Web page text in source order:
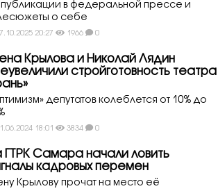
в федеральной прессе и
о себе
20:27 1966 0
Крылова и Николай Лядин
стройготовность театра
депутатов колеблется от 10% до
18:01 3834 0
ГТРК Самара начали ловить
кадровых перемен
Крылову прочат на место её